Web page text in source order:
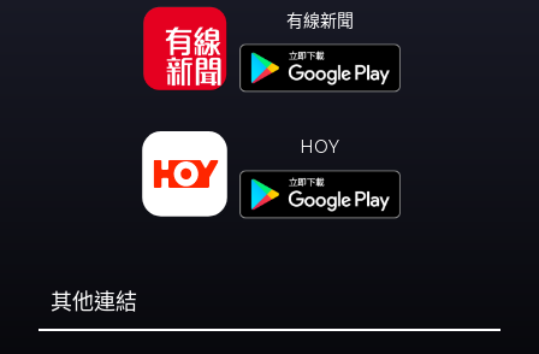
有線新聞
HOY
其他連結